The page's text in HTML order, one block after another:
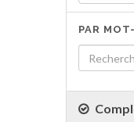
PAR